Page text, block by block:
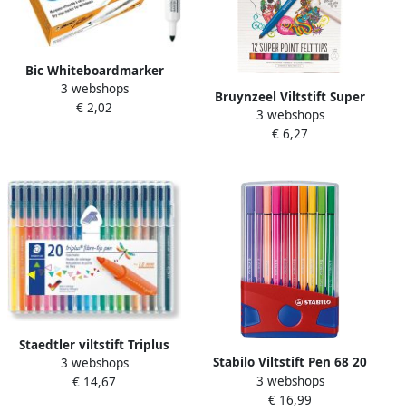
Bic Whiteboardmarker
Velleda 1711 rond large
groen
3 webshops
€ 2,02
Bruynzeel Viltstift Super
Point met witte wisstift
setà 12 kleuren
3 webshops
€ 6,27
Staedtler viltstift Triplus
Color opstelbare box met 20
kleuren
3 webshops
€ 14,67
Stabilo Viltstift Pen 68 20
ColorParade in rood blauw
etui medium assorti etuià
3 webshops
€ 16,99